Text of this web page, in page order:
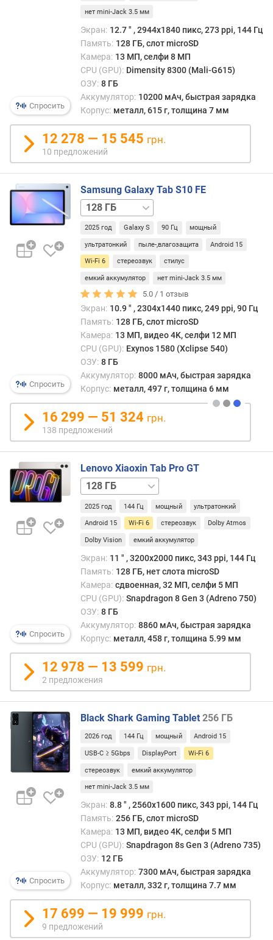
р
е
л
е
н
и
й
д
и
л
е
я
(
"
)
P
ч
а
с
т
о
т
а
р
з
в
е
т
к
о
п
е
р
Спросить
нет mini-Jack 3.5 мм
Экран: 12.7 ″ , 2944x1840 пикс, 273 ppi, 144 Гц
Память: 128 ГБ, слот microSD
Камера: 13 МП, селфи 8 МП
CPU (GPU): Dimensity 8300 (Mali-G615)
ОЗУ: 8 ГБ
Аккумулятор: 10200 мАч, быстрая зарядка
Корпус: металл, 615 г, толщина 7 мм
12 278 — 15 545 грн.
10 предложений
Спросить
Samsung Galaxy Tab S10 FE
128 ГБ
/
5G256 ГБ
256 ГБ
5G
2025 год Galaxy S 90 Гц мощный
ультратонкий пыле-,влагозащита Android 15
Wi-Fi 6 стереозвук стилус
емкий аккумулятор нет mini-Jack 3.5 мм
5.0 / 1 отзыв
Экран: 10.9 ″ , 2304x1440 пикс, 249 ppi, 90 Гц
Память: 128 ГБ, слот microSD
Камера: 13 МП, видео 4K, селфи 12 МП
CPU (GPU): Exynos 1580 (Xclipse 540)
ОЗУ: 8 ГБ
Аккумулятор: 8000 мАч, быстрая зарядка
Корпус: металл, 497 г, толщина 6 мм
16 299 — 51 324 грн.
138 предложений
Спросить
Lenovo Xiaoxin Tab Pro GT
256 ГБ
/
ГБ
2025 год 144 Гц мощный ультратонкий
Android 15 Wi-Fi 6 стереозвук Dolby Atmos
Dolby Vision емкий аккумулятор
Экран: 11 ″ , 3200x2000 пикс, 343 ppi, 144 Гц
Память: 128 ГБ, нет слота microSD
Камера: сдвоенная, 32 МП, селфи 5 МП
CPU (GPU): Snapdragon 8 Gen 3 (Adreno 750)
ОЗУ: 8 ГБ
Аккумулятор: 8860 мАч, быстрая зарядка
Корпус: металл, 458 г, толщина 5.99 мм
12 978 — 13 599 грн.
2 предложения
Спросить
Black Shark Gaming Tablet 256 ГБ
2026 год 144 Гц мощный Android 15
USB-C ≥ 5Gbps DisplayPort Wi-Fi 6
стереозвук емкий аккумулятор
нет mini-Jack 3.5 мм
Экран: 8.8 ″ , 2560x1600 пикс, 343 ppi, 144 Гц
Память: 256 ГБ, слот microSD
Камера: 13 МП, видео 4K, селфи 5 МП
CPU (GPU): Snapdragon 8s Gen 3 (Adreno 735)
ОЗУ: 12 ГБ
Аккумулятор: 7300 мАч, быстрая зарядка
Корпус: металл, 332 г, толщина 7.7 мм
17 699 — 19 999 грн.
9 предложений